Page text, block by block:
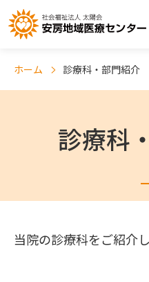
ホーム 診療科・部門紹介
診療科
当院の診療科をご紹介し